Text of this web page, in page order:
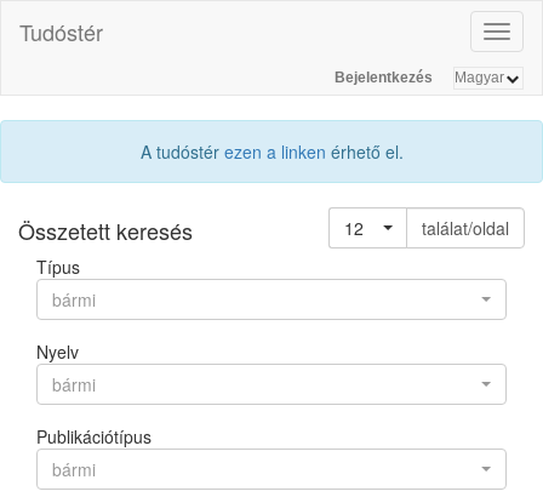
Tudóstér
Bejelentkezés
A tudóstér ezen a linken érhető el.
Összetett keresés 12
találat/oldal
Típus
bármi
Nyelv
bármi
Publikációtípus
bármi